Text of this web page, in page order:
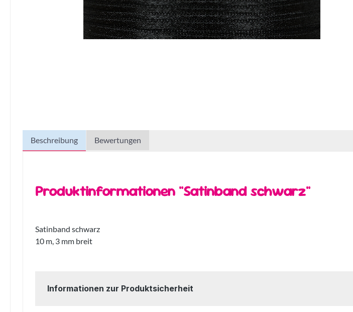
Beschreibung Bewertungen
Produktinformationen "Satinband schwarz"
Satinband schwarz
10 m, 3 mm breit
Informationen zur Produktsicherheit